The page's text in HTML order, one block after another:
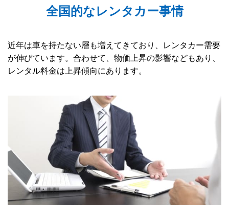
全国的なレンタカー事情
近年は車を持たない層も増えてきており、レンタカー需要
が伸びています。 合わせて、物価上昇の影響などもあり、
レンタル料金は上昇傾向にあります。